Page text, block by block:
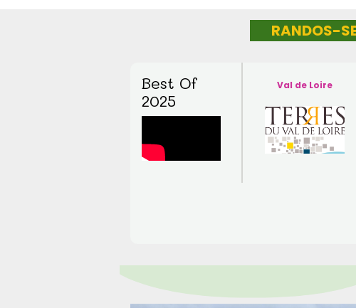
RANDOS-
Best Of
2025
Val de Loire